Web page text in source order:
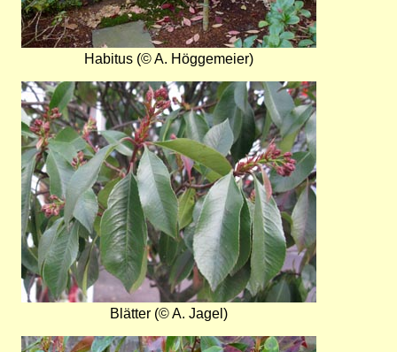
Habitus (© A. Höggemeier)
Bild
Blätter (© A. Jagel)
Bild